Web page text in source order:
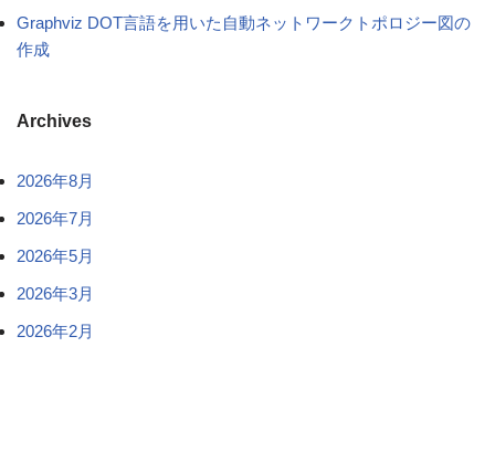
Graphviz DOT言語を用いた自動ネットワークトポロジー図の
作成
Archives
2026年8月
2026年7月
2026年5月
2026年3月
2026年2月